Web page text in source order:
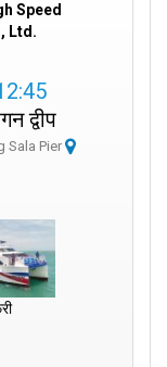
Speed
Ltd.
द्वीप
Sala Pier